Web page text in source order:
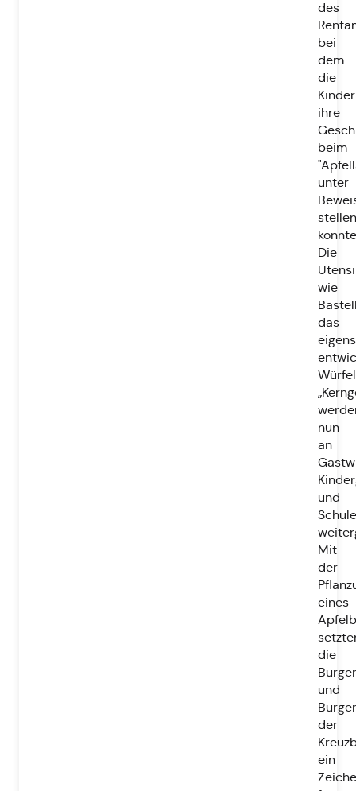
des
bei
dem
die
Kinder
ihre
beim
unter
stellen
Die
wie
das
eigens
nun
an
und
Mit
der
eines
die
und
der
ein